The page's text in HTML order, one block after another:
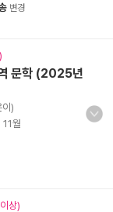
변경
문학 (2025년
이)
월
상)